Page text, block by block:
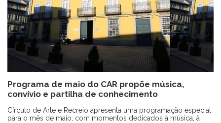
Programa de maio do CAR propõe música,
convívio e partilha de conhecimento
Círculo de Arte e Recreio apresenta uma programação especial
para o mês de maio, com momentos dedicados à música, à